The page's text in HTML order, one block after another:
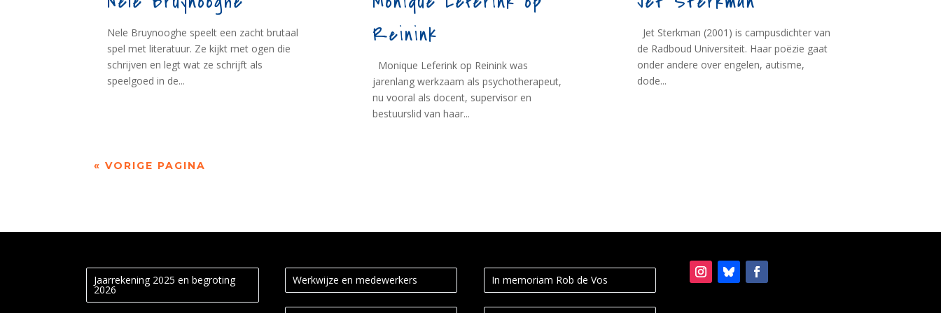
Nele Bruynooghe speelt een zacht brutaal
spel met literatuur. Ze kijkt met ogen die
schrijven en legt wat ze schrijft als
speelgoed in de...
Reinink
Monique Leferink op Reinink was
jarenlang werkzaam als psychotherapeut,
nu vooral als docent, supervisor en
bestuurslid van haar...
Jet Sterkman (2001) is campusdichter van
de Radboud Universiteit. Haar poëzie gaat
onder andere over engelen, autisme,
dode...
« VORIGE PAGINA
Jaarrekening 2025 en begroting
2026
Werkwijze en medewerkers In memoriam Rob de Vos